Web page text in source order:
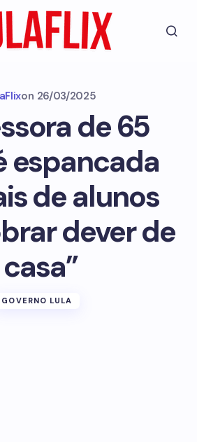
on 26/03/2025
de 65
espancada
de alunos
dever de
casa”
GOVERNO LULA